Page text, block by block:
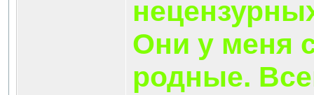
Они у меня
родные.